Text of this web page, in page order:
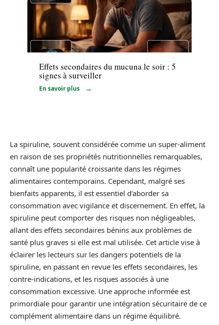
Santé
Effets secondaires du mucuna le soir : 5
signes à surveiller
En savoir plus
La spiruline, souvent considérée comme un super-aliment
en raison de ses propriétés nutritionnelles remarquables,
connaît une popularité croissante dans les régimes
alimentaires contemporains. Cependant, malgré ses
bienfaits apparents, il est essentiel d’aborder sa
consommation avec vigilance et discernement. En effet, la
spiruline peut comporter des risques non négligeables,
allant des effets secondaires bénins aux problèmes de
santé plus graves si elle est mal utilisée. Cet article vise à
éclairer les lecteurs sur les dangers potentiels de la
spiruline, en passant en revue les effets secondaires, les
contre-indications, et les risques associés à une
consommation excessive. Une approche informée est
primordiale pour garantir une intégration sécuritaire de ce
complément alimentaire dans un régime équilibré.